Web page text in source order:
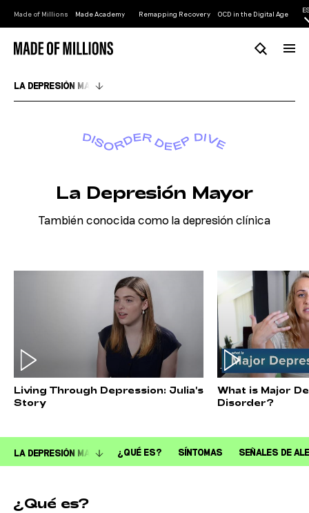
Made of Millions Made Academy Remapping Recovery OCD in the Digital Age ES
La Depresión Mayor
También conocida como la depresión clínica
Living Through Depression: Julia's
Story
What is Major
Disorder?
¿QUÉ ES? SÍNTOMAS SEÑALES DE
¿Qué es?